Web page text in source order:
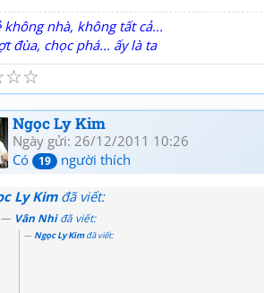
không nhà, không tất cả...
đùa, chọc phá... ấy là ta
☆
☆
Ngọc Ly Kim
Ngày gửi: 26/12/2011 10:26
Có
19 người thích
Ly Kimđã viết:
Vân Nhiđã viết:
Ngọc Ly Kimđã viết: